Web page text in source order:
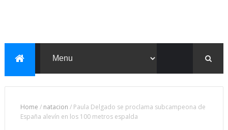
Home / natacion / Paula Delgado se proclama subcampeona de
España alevín en los 100 metros espalda